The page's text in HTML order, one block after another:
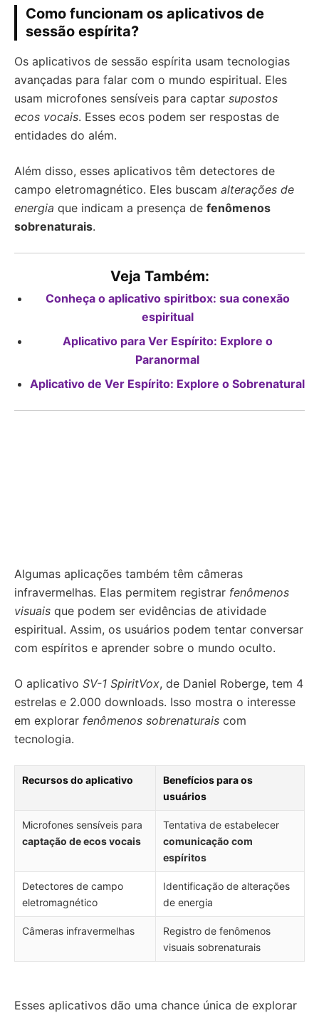
Como funcionam os aplicativos de
sessão espírita?
Os aplicativos de sessão espírita usam tecnologias
avançadas para falar com o mundo espiritual. Eles
usam microfones sensíveis para captar supostos
ecos vocais. Esses ecos podem ser respostas de
entidades do além.
Além disso, esses aplicativos têm detectores de
campo eletromagnético. Eles buscam alterações de
energia que indicam a presença de fenômenos
sobrenaturais.
Veja Também:
Conheça o aplicativo spiritbox: sua conexão
espiritual
Aplicativo para Ver Espírito: Explore o
Paranormal
Aplicativo de Ver Espírito: Explore o Sobrenatural
Algumas aplicações também têm câmeras
infravermelhas. Elas permitem registrar fenômenos
visuais que podem ser evidências de atividade
espiritual. Assim, os usuários podem tentar conversar
com espíritos e aprender sobre o mundo oculto.
O aplicativo SV-1 SpiritVox, de Daniel Roberge, tem 4
estrelas e 2.000 downloads. Isso mostra o interesse
em explorar fenômenos sobrenaturais com
tecnologia.
Recursos do aplicativo
Benefícios para os
usuários
Microfones sensíveis para
captação de ecos vocais
Tentativa de estabelecer
comunicação com
espíritos
Detectores de campo
eletromagnético
Identificação de alterações
de energia
Câmeras infravermelhas
Registro de fenômenos
visuais sobrenaturais
Esses aplicativos dão uma chance única de explorar